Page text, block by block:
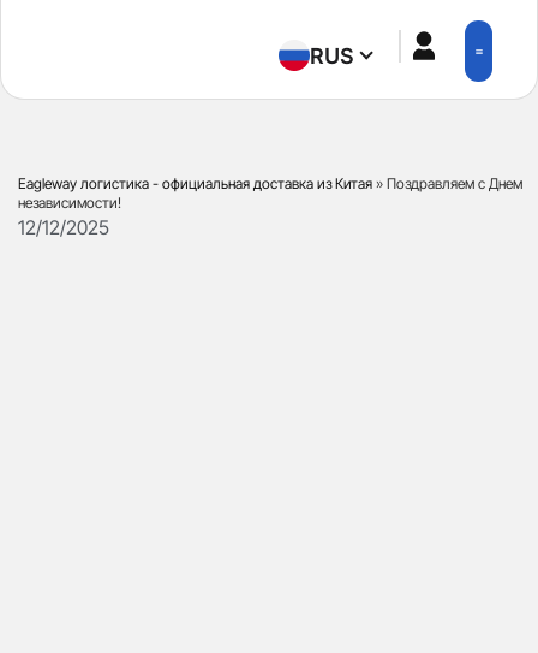
RUS
Eagleway логистика - официальная доставка из Китая » Поздравляем с Днем
независимости!
12/12/2025